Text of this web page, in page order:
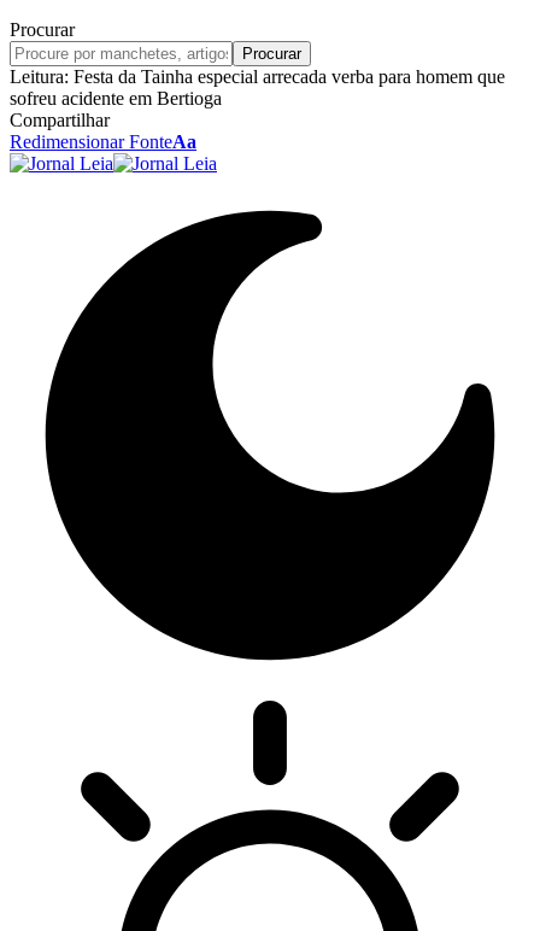
Procurar
Leitura: Festa da Tainha especial arrecada verba para homem que
sofreu acidente em Bertioga
Compartilhar
Redimensionar FonteAa